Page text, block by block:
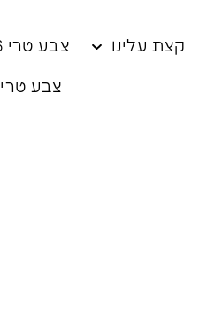
קצת עלינו צבע טרי 2026
צבע טרי X טולמנ׳ס